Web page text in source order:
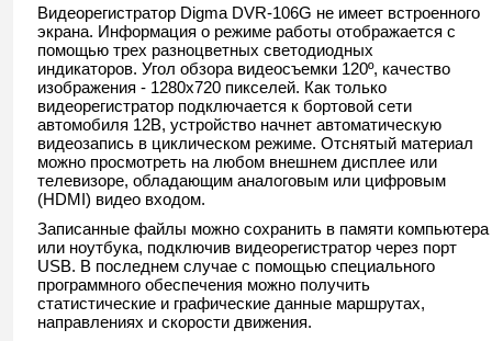
Видеорегистратор Digma DVR-106G не имеет встроенного
экрана. Информация о режиме работы отображается с
помощью трех разноцветных светодиодных
индикаторов. Угол обзора видеосъемки 120º, качество
изображения - 1280х720 пикселей. Как только
видеорегистратор подключается к бортовой сети
автомобиля 12В, устройство начнет автоматическую
видеозапись в циклическом режиме. Отснятый материал
можно просмотреть на любом внешнем дисплее или
телевизоре, обладающим аналоговым или цифровым
(HDMI) видео входом.
Записанные файлы можно сохранить в памяти компьютера
или ноутбука, подключив видеорегистратор через порт
USB. В последнем случае с помощью специального
программного обеспечения можно получить
статистические и графические данные маршрутах,
направлениях и скорости движения.